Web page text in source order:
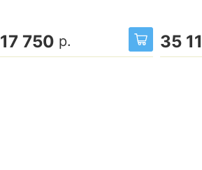
17 750 р. 35